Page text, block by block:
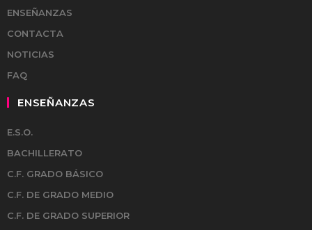
ENSEÑANZAS
CONTACTA
NOTICIAS
FAQ
ENSEÑANZAS
E.S.O.
BACHILLERATO
C.F. GRADO BÁSICO
C.F. DE GRADO MEDIO
C.F. DE GRADO SUPERIOR